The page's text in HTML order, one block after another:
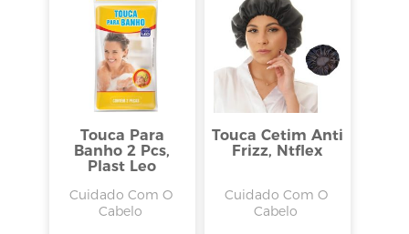
Touca Para
Banho 2 Pcs,
Plast Leo
Cuidado Com O
Cabelo
Touca Cetim Anti
Frizz, Ntflex
Cuidado Com O
Cabelo